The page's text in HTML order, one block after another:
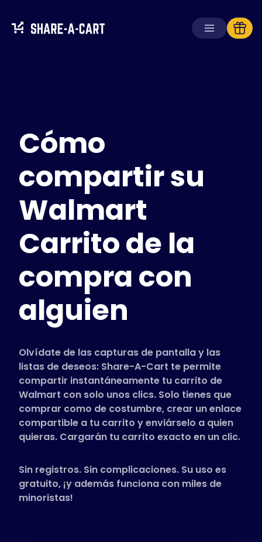
Para consumidores
Para escuelas
Para empresas
Obtén
Iniciar sesión
Tiendas compatibles
Guías de uso
Español (Spanish)
Cómo
compartir su
Walmart
Carrito de la
compra con
alguien
Olvídate de las capturas de pantalla y las
listas de deseos: Share-A-Cart te permite
compartir instantáneamente tu carrito de
Walmart con solo unos clics. Solo tienes que
comprar como de costumbre, crear un enlace
compartible a tu carrito y enviárselo a quien
quieras. Cargarán tu carrito exacto en un clic.
Sin registros. Sin complicaciones. Su uso es
gratuito, ¡y además funciona con miles de
minoristas!